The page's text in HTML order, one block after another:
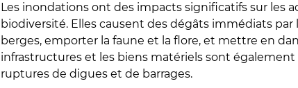
Les inondations ont des impacts significatifs sur les
biodiversité. Elles causent des dégâts immédiats
berges, emporter la faune et la flore, et mettre en
infrastructures et les biens matériels sont également
ruptures de digues et de barrages.